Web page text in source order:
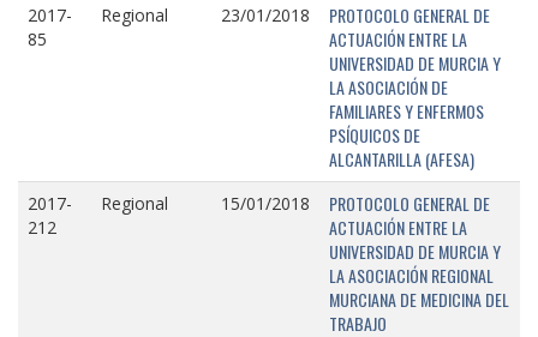
2017-
85
Regional 23/01/2018
PROTOCOLO GENERAL DE
ACTUACIÓN ENTRE LA
UNIVERSIDAD DE MURCIA Y
LA ASOCIACIÓN DE
FAMILIARES Y ENFERMOS
PSÍQUICOS DE
ALCANTARILLA (AFESA)
2017-
212
Regional 15/01/2018
PROTOCOLO GENERAL DE
ACTUACIÓN ENTRE LA
UNIVERSIDAD DE MURCIA Y
LA ASOCIACIÓN REGIONAL
MURCIANA DE MEDICINA DEL
TRABAJO